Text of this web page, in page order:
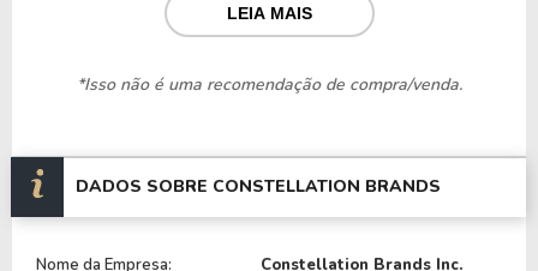
com a motivação de consolidar marcas de bebidas
premium em mercados de grande demanda.
Ao longo dos anos, a Constellation Brands ampliou
LEIA MAIS
*Isso não é uma recomendação de compra/venda.
DADOS SOBRE CONSTELLATION BRANDS
Nome da Empresa: Constellation Brands Inc.